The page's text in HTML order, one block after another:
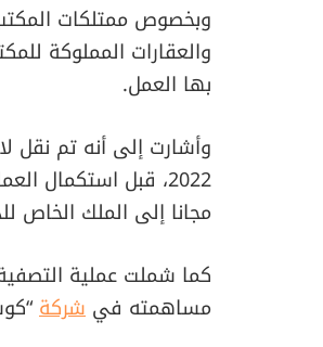
وبخصوص ممتلكات
والعقارات المملوكة
بها العمل.
2022، قبل استكمال العملية بقرار تكميلي صدر في 16 ماي
مجانا إلى الملك الخاص
كما شملت عملية
مساهمته في شركة